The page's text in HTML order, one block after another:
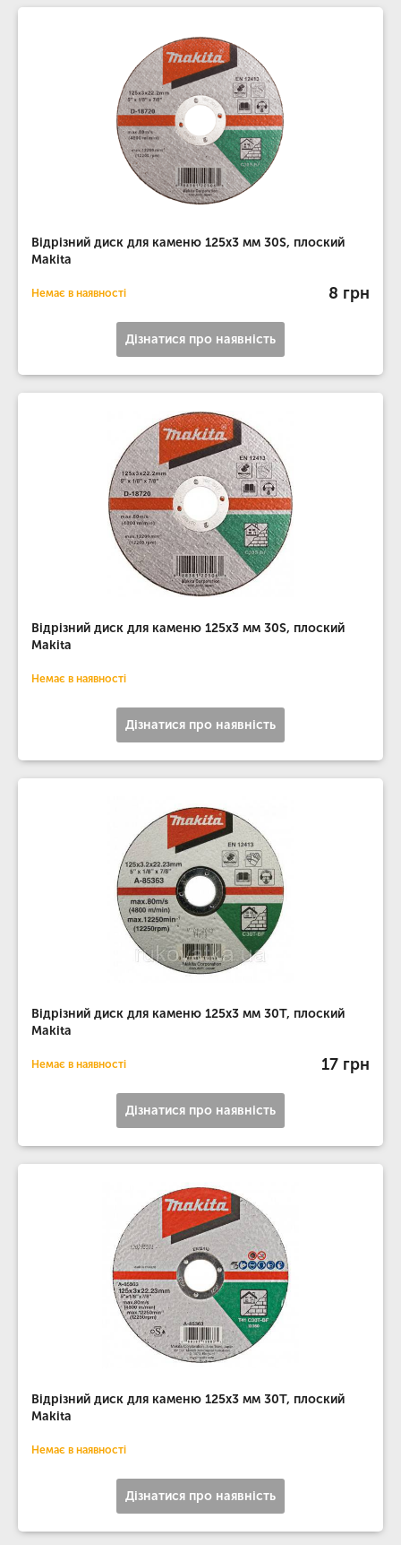
Відрізний диск для каменю 125х3 мм 30S, плоский
Makita
Немає в наявності 8 грн
Дізнатися про наявність
Відрізний диск для каменю 125х3 мм 30S, плоский
Makita
Немає в наявності
Дізнатися про наявність
Відрізний диск для каменю 125х3 мм 30Т, плоский
Makita
Немає в наявності 17 грн
Дізнатися про наявність
Відрізний диск для каменю 125х3 мм 30Т, плоский
Makita
Немає в наявності
Дізнатися про наявність